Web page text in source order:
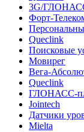
3G/
Форт-
Queclink
Поисковые
Мовирег
Вега-
Queclink
ГЛОНАСС-
Jointech
Датчики
Mielta